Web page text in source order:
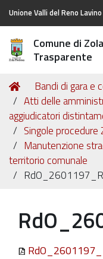
Unione Valli del Reno
Comune di
Trasparente
Tu
sei
qui:
Home
Bandi di gara e
Atti delle
aggiudicatori
Singole procedure
Manutenzione
territorio comunale